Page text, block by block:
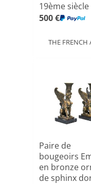
19ème siècle
500 €
THE FRENCH
Paire de
bougeoirs
en bronze
de sphinx